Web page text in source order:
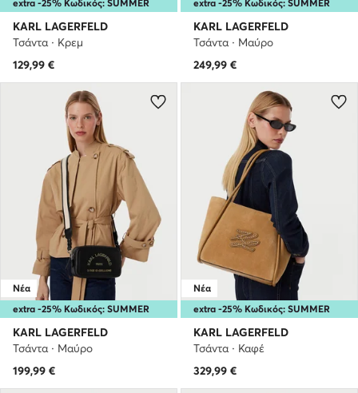
extra -25% Κωδικός: SUMMER
KARL LAGERFELD
Τσάντα · Κρεμ
129,99 €
extra -25% Κωδικός: SUMMER
KARL LAGERFELD
Τσάντα · Μαύρο
249,99 €
extra -25% Κωδικός: SUMMER
Νέα
KARL LAGERFELD
Τσάντα · Μαύρο
199,99 €
extra -25% Κωδικός: SUMMER
Νέα
KARL LAGERFELD
Τσάντα · Καφέ
329,99 €